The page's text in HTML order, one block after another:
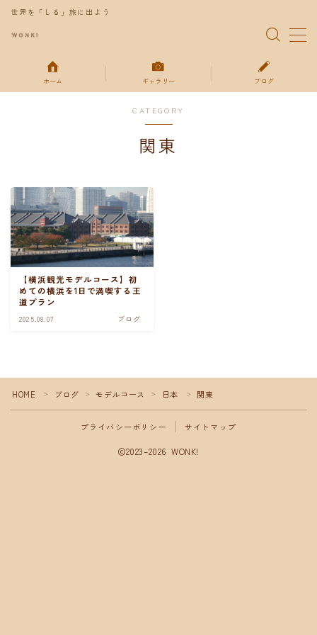
世界を「しる」旅に出よう
お得な情報
お問い合わせ
プライバシーポリシー
ホーム ギャラリー ブログ
CATEGORY
関東
【横浜観光モデルコース】初
めての横浜を1日で満喫する王
道プラン
2025.08.07 ブログ
HOME ＞ ブログ ＞ モデルコース ＞ 日本 ＞ 関東
プライバシーポリシー サイトマップ
2023–2026 WONK!